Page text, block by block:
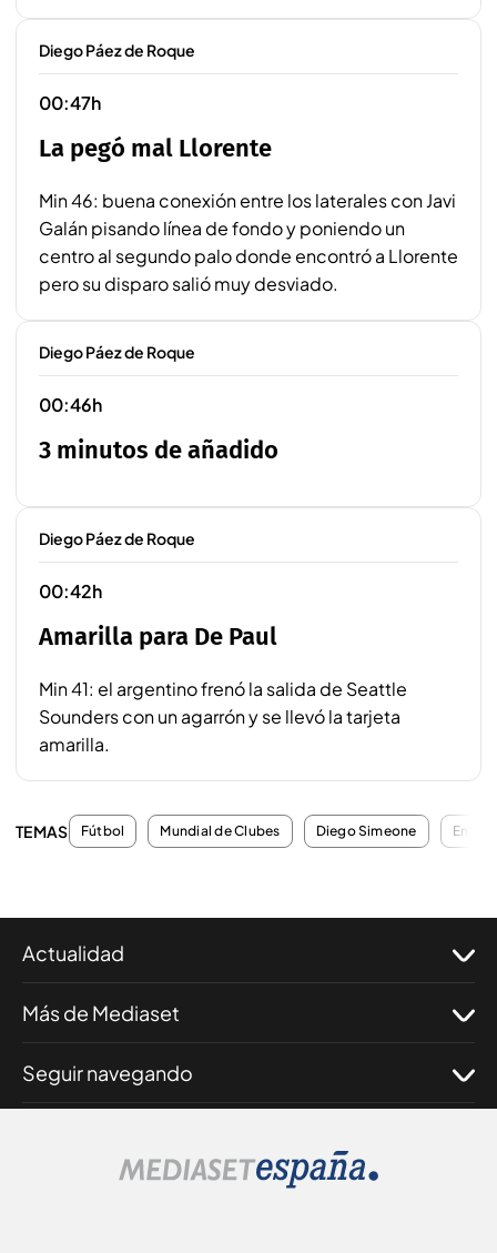
Diego Páez de Roque
00:47h
La pegó mal Llorente
Min 46: buena conexión entre los laterales con Javi
Galán pisando línea de fondo y poniendo un
centro al segundo palo donde encontró a Llorente
pero su disparo salió muy desviado.
Diego Páez de Roque
00:46h
3 minutos de añadido
Diego Páez de Roque
00:42h
Amarilla para De Paul
Min 41: el argentino frenó la salida de Seattle
Sounders con un agarrón y se llevó la tarjeta
amarilla.
TEMAS Fútbol Mundial de Clubes Diego Simeone En
Actualidad
Más de Mediaset
Seguir navegando